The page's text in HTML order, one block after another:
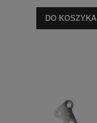
DO KOSZYKA